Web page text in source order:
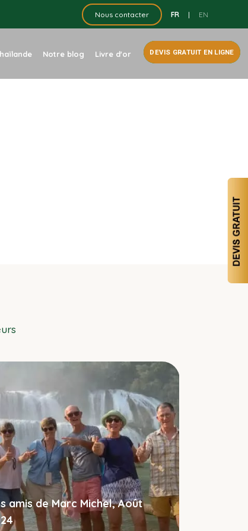
Nous contacter FR | EN
Notre blog Livre d'or DEVIS GRATUIT EN LIGNE
amis de Marc Michel, Août